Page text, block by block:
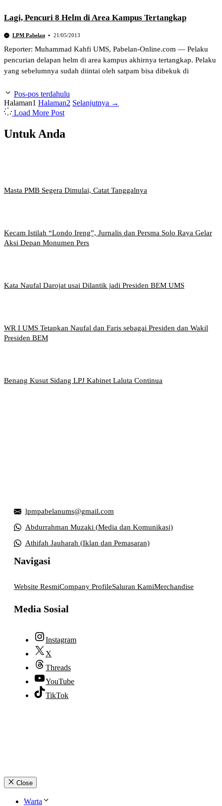
Lagi, Pencuri 8 Helm di Area Kampus Tertangkap
LPM Pabelan 21/05/2013
Reporter: Muhammad Kahfi UMS, Pabelan-Online.com — Pelaku
pencurian delapan helm di area kampus akhirnya tertangkap. Pelaku
yang sebelumnya sudah diintai oleh satpam bisa dibekuk di
Pos-pos terdahulu
Halaman1 Halaman2 Selanjutnya →
Load More Post
Untuk Anda
Masta PMB Segera Dimulai, Catat Tanggalnya
Kecam Istilah “Londo Ireng”, Jurnalis dan Persma Solo Raya Gelar
Aksi Depan Monumen Pers
Kata Naufal Darojat usai Dilantik jadi Presiden BEM UMS
WR I UMS Tetapkan Naufal dan Faris sebagai Presiden dan Wakil
Presiden BEM
Benang Kusut Sidang LPJ Kabinet Laluta Continua
lpmpabelanums@gmail.com
Abdurrahman Muzaki (Media dan Komunikasi)
Athifah Jauharah (Iklan dan Pemasaran)
Navigasi
Website ResmiCompany ProfileSaluran KamiMerchandise
Media Sosial
Instagram
X
Threads
YouTube
TikTok
Close
Warta